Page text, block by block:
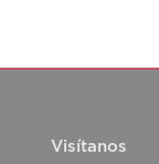
Visítanos